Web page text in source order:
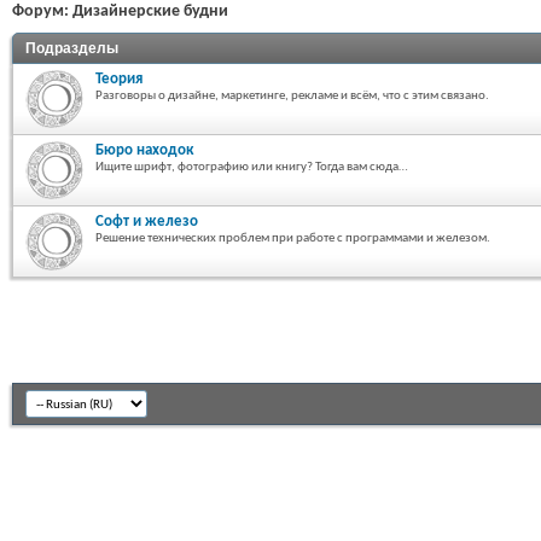
Форум: Дизайнерские будни
Подразделы
Теория
Разговоры о дизайне, маркетинге, рекламе и всём, что с этим связано.
Бюро находок
Ищите шрифт, фотографию или книгу? Тогда вам сюда…
Софт и железо
Решение технических проблем при работе с программами и железом.